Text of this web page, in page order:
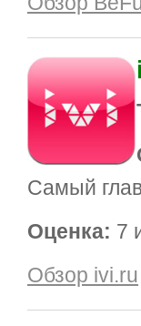
Самый
Оценка: 7
Обзор ivi.ru